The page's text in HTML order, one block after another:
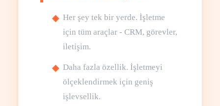
Her şey tek bir yerde. İşletme
için tüm araçlar - CRM, görevler,
iletişim.
Daha fazla özellik. İşletmeyi
ölçeklendirmek için geniş
işlevsellik.